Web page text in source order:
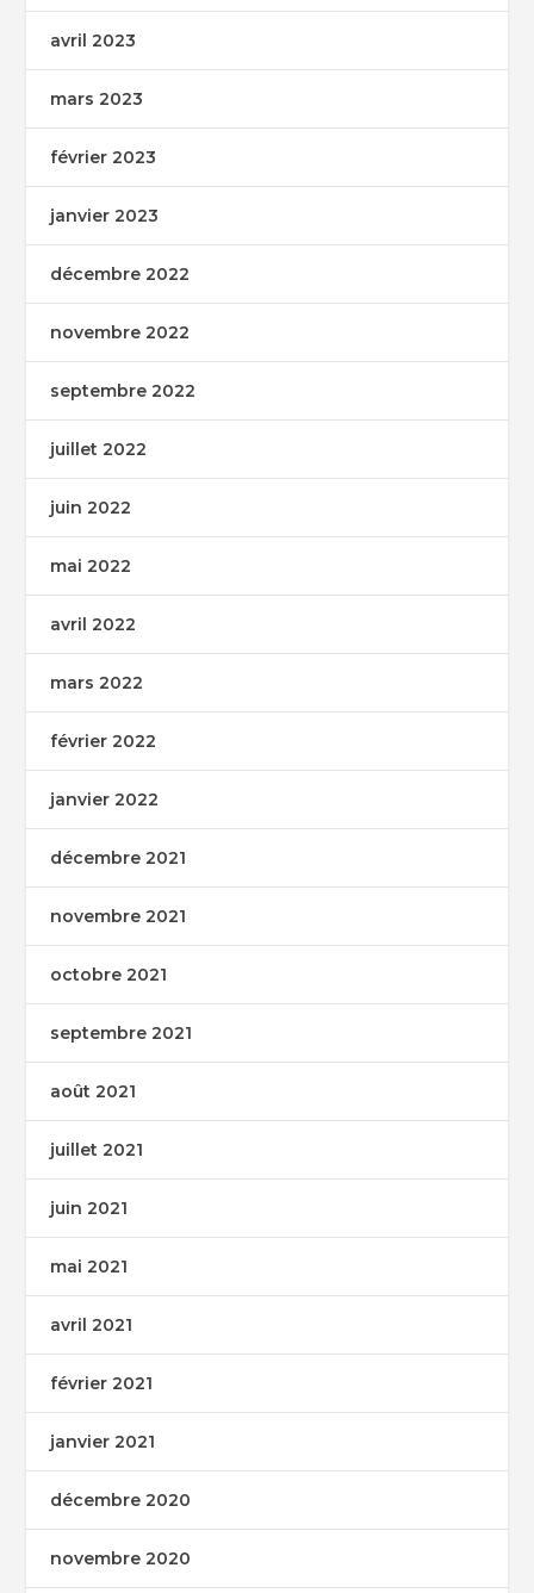
avril 2023
mars 2023
février 2023
janvier 2023
décembre 2022
novembre 2022
septembre 2022
juillet 2022
juin 2022
mai 2022
avril 2022
mars 2022
février 2022
janvier 2022
décembre 2021
novembre 2021
octobre 2021
septembre 2021
août 2021
juillet 2021
juin 2021
mai 2021
avril 2021
février 2021
janvier 2021
décembre 2020
novembre 2020